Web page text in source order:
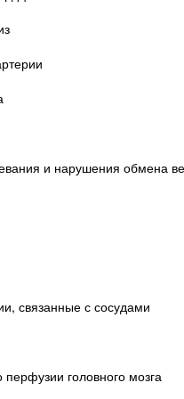
и нарушения обмена
связанные с сосудами
головного мозга